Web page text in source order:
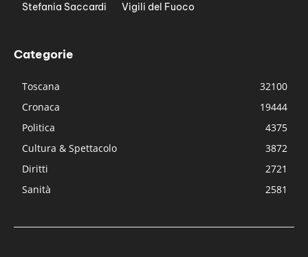
Stefania Saccardi
Vigili del Fuoco
Categorie
Toscana
32100
Cronaca
19444
Politica
4375
Cultura & Spettacolo
3872
Diritti
2721
Sanità
2581